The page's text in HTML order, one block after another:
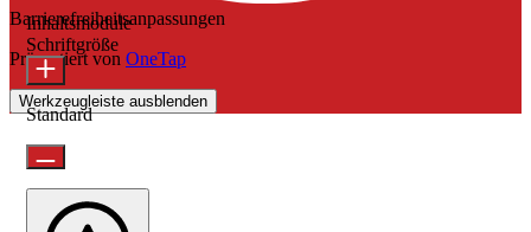
Barrierefreiheitsanpassungen
Präsentiert von OneTap
Werkzeugleiste ausblenden
Inhaltsmodule
Schriftgröße
Standard